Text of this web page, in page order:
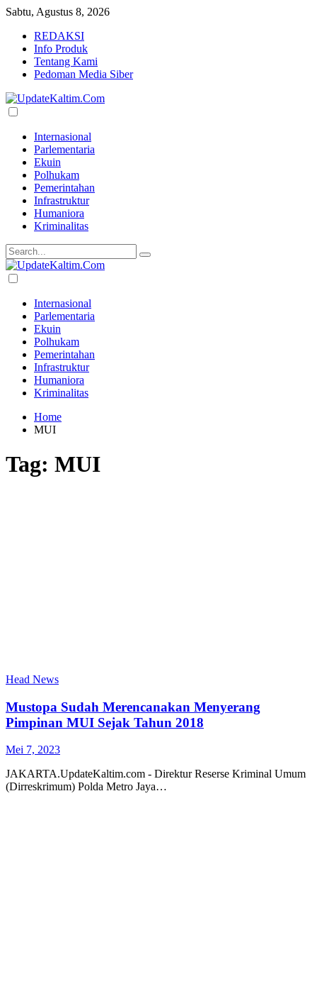
Sabtu, Agustus 8, 2026
REDAKSI
Info Produk
Tentang Kami
Pedoman Media Siber
Internasional
Parlementaria
Ekuin
Polhukam
Pemerintahan
Infrastruktur
Humaniora
Kriminalitas
Internasional
Parlementaria
Ekuin
Polhukam
Pemerintahan
Infrastruktur
Humaniora
Kriminalitas
Home
MUI
Tag: MUI
Head News
Mustopa Sudah Merencanakan Menyerang
Pimpinan MUI Sejak Tahun 2018
Mei 7, 2023
JAKARTA.UpdateKaltim.com - Direktur Reserse Kriminal Umum
(Dirreskrimum) Polda Metro Jaya…